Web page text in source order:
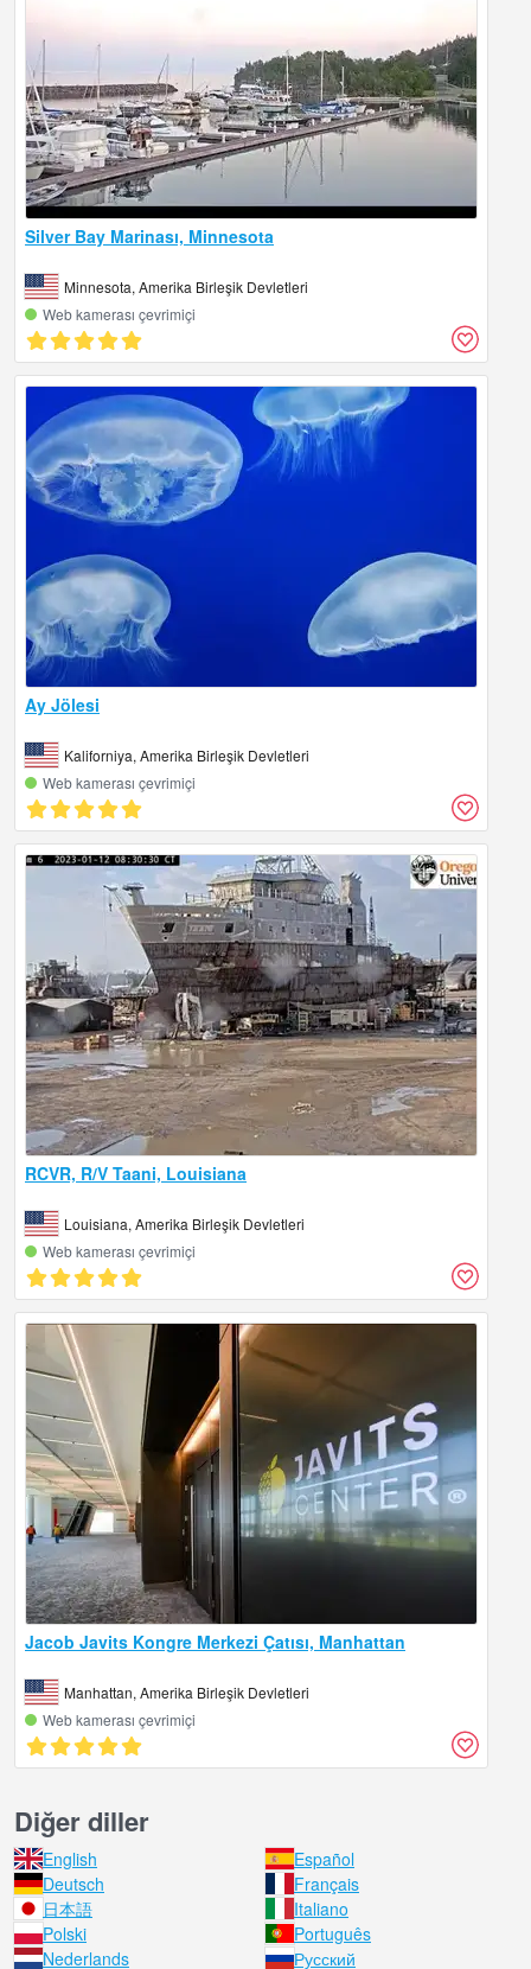
Silver Bay Marinası, Minnesota
Minnesota, Amerika Birleşik Devletleri
Web kamerası çevrimiçi
Ay Jölesi
Kaliforniya, Amerika Birleşik Devletleri
Web kamerası çevrimiçi
RCVR, R/V Taani, Louisiana
Louisiana, Amerika Birleşik Devletleri
Web kamerası çevrimiçi
Jacob Javits Kongre Merkezi Çatısı, Manhattan
Manhattan, Amerika Birleşik Devletleri
Web kamerası çevrimiçi
Diğer diller
English
Español
Deutsch
Français
日本語
Italiano
Polski
Português
Nederlands
Русский